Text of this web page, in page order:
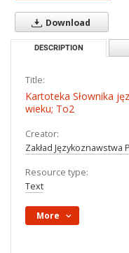
Download
DESCRIPTION
Title:
Kartoteka Słownika
wieku; To2
Creator:
Zakład Językoznawstwa
Resource type:
Text
More